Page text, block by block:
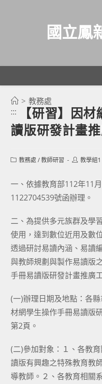
國立鳳
> 教務處
:::
【研習】因
讀版研發計畫
Post教務處 / 教師研習
Post教學組1
一、依據教育部112年11
1122704539號函辦理。
二、為提供多元族群及學
使用，達到數位近用及數
透過研討易讀內涵、易讀
與教師規劃與製作易讀版
手冊易讀版研發計畫推廣
(一)辦理日期及地點：各
材網學生操作手冊易讀版
第2頁。
(二)參加對象：１、各教
讀版有興趣之特殊教育教
導教師。２、各教育相關